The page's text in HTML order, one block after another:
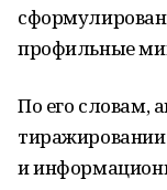
профильные
По его словам,
и